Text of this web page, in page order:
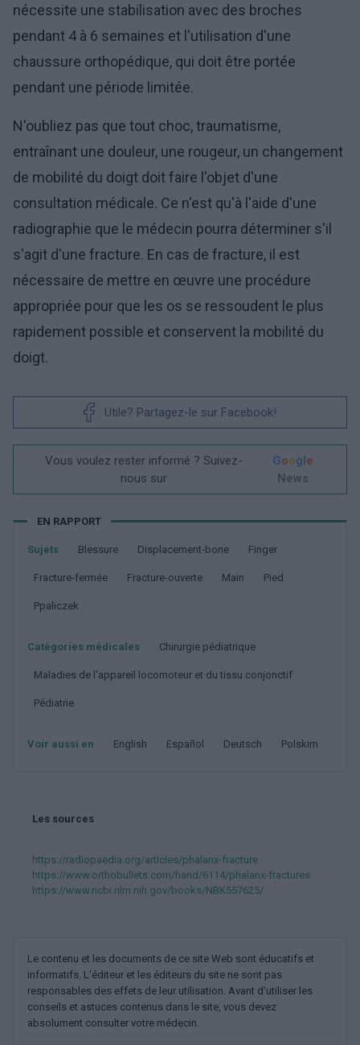
nécessite une stabilisation avec des broches
pendant 4 à 6 semaines et l'utilisation d'une
chaussure orthopédique, qui doit être portée
pendant une période limitée.
N'oubliez pas que tout choc, traumatisme,
entraînant une douleur, une rougeur, un changement
de mobilité du doigt doit faire l'objet d'une
consultation médicale. Ce n'est qu'à l'aide d'une
radiographie que le médecin pourra déterminer s'il
s'agit d'une fracture. En cas de fracture, il est
nécessaire de mettre en œuvre une procédure
appropriée pour que les os se ressoudent le plus
rapidement possible et conservent la mobilité du
doigt.
Utile? Partagez-le sur Facebook!
Vous voulez rester informé ? Suivez-
nous sur
Google
News
EN RAPPORT
Sujets Blessure Displacement-bone Finger
Fracture-fermée Fracture-ouverte Main Pied
Ppaliczek
Catégories médicales Chirurgie pédiatrique
Maladies de l'appareil locomoteur et du tissu conjonctif
Pédiatrie
Voir aussi en english español deutsch polskim
Les sources
https://radiopaedia.org/articles/phalanx-fracture
https://www.orthobullets.com/hand/6114/phalanx-fractures
https://www.ncbi.nlm.nih.gov/books/NBK557625/
Le contenu et les documents de ce site Web sont éducatifs et
informatifs. L'éditeur et les éditeurs du site ne sont pas
responsables des effets de leur utilisation. Avant d'utiliser les
conseils et astuces contenus dans le site, vous devez
absolument consulter votre médecin.